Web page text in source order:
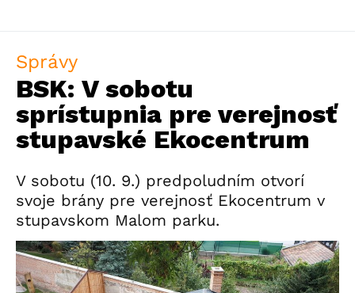
Správy
BSK: V sobotu
sprístupnia pre verejnosť
stupavské Ekocentrum
V sobotu (10. 9.) predpoludním otvorí
svoje brány pre verejnosť Ekocentrum v
stupavskom Malom parku.